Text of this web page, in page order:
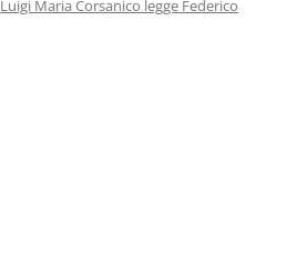
Luigi Maria Corsanico legge Federico